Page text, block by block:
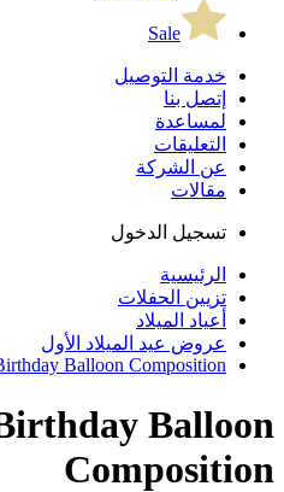
Sale
خدمة التوصيل
إتصل بنا
لمساعدة
التعليقات
عن الشركة
مقالات
تسجيل الدخول
الرئيسية
تزيين الحفلات
أعياد الميلاد
عروض عيد الميلاد الأول
Balloon Composition
Balloon
Composition